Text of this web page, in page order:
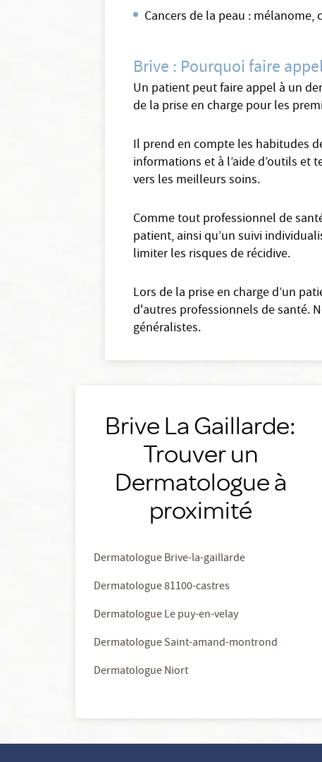
Cancers de la peau :
Brive : Pourquoi faire
Un patient peut faire appel à un
de la prise en charge pour les
Il prend en compte les habitudes
informations et à l’aide d’outils
vers les meilleurs soins.
Comme tout professionnel de
patient, ainsi qu’un suivi
limiter les risques de récidive.
Lors de la prise en charge d’un
d'autres professionnels de santé.
généralistes.
Brive La Gaillarde:
Trouver un
Dermatologue à
proximité
Dermatologue Brive-la-gaillarde
Dermatologue 81100-castres
Dermatologue Le puy-en-velay
Dermatologue Saint-amand-montrond
Dermatologue Niort